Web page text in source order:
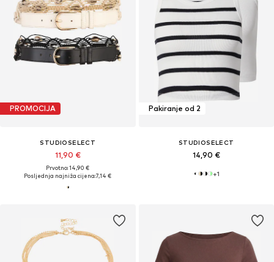
PROMOCIJA
STUDIOSELECT
11,90 €
Prvotno: 14,90 €
Posljednja najniža cijena:7,14 €
Pakiranje od 2
STUDIOSELECT
14,90 €
+1